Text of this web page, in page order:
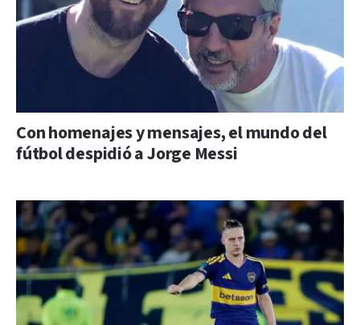
Con homenajes y mensajes, el mundo del
fútbol despidió a Jorge Messi